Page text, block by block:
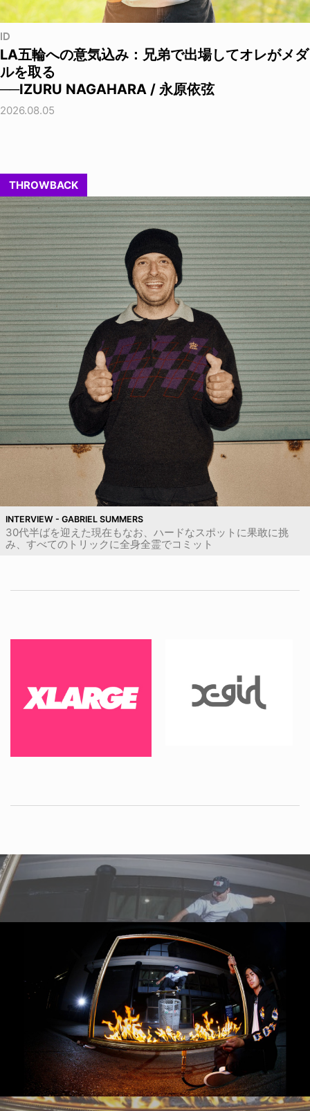
ID
LA五輪への意気込み：兄弟で出場してオレがメダ
ルを取る
──IZURU NAGAHARA / 永原依弦
2026.08.05
THROWBACK
INTERVIEW - GABRIEL SUMMERS
30代半ばを迎えた現在もなお、ハードなスポットに果敢に挑
み、すべてのトリックに全身全霊でコミット